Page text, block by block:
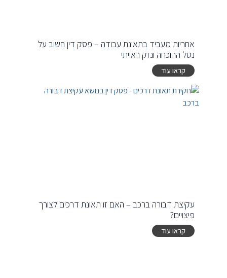
אחריות מעביד בתאונת עבודה – פסק דין חשוב על
נטל ההוכחה ונזק ראייתי
קראו עוד
עקיצת דבורה ברכב – האם זו תאונת דרכים לצורך
פיצויים?
קראו עוד